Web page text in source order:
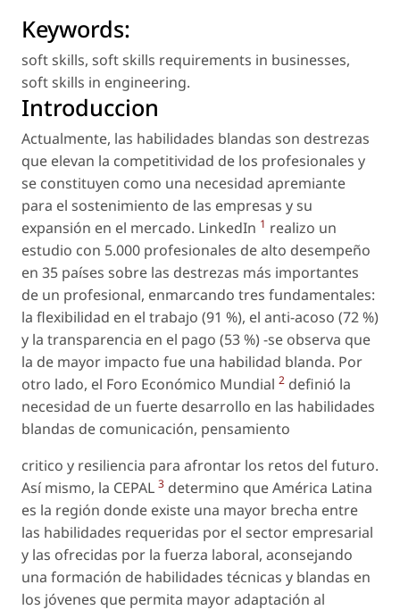
Keywords:
soft skills, soft skills requirements in businesses,
soft skills in engineering.
Introduccion
Actualmente, las habilidades blandas son destrezas
que elevan la competitividad de los profesionales y
se constituyen como una necesidad apremiante
para el sostenimiento de las empresas y su
expansión en el mercado. LinkedIn 1 realizo un
estudio con 5.000 profesionales de alto desempeño
en 35 países sobre las destrezas más importantes
de un profesional, enmarcando tres fundamentales:
la flexibilidad en el trabajo (91 %), el anti-acoso (72 %)
y la transparencia en el pago (53 %) -se observa que
la de mayor impacto fue una habilidad blanda. Por
otro lado, el Foro Económico Mundial 2 definió la
necesidad de un fuerte desarrollo en las habilidades
blandas de comunicación, pensamiento
critico y resiliencia para afrontar los retos del futuro.
Así mismo, la CEPAL 3 determino que América Latina
es la región donde existe una mayor brecha entre
las habilidades requeridas por el sector empresarial
y las ofrecidas por la fuerza laboral, aconsejando
una formación de habilidades técnicas y blandas en
los jóvenes que permita mayor adaptación al